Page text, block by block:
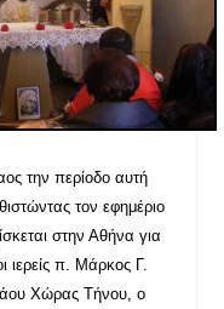
την περίοδο αυτή
τον εφημέριο
στην Αθήνα για
ιερείς π. Μάρκος Γ.
Χώρας Τήνου, ο